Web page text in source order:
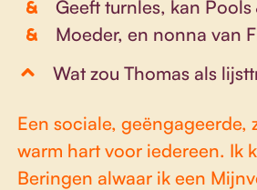
Geeft turnles, kan Pools
Moeder, en nonna van
Wat zou Thomas als
Een sociale, geëngageerde,
warm hart voor iedereen. Ik
Beringen alwaar ik een